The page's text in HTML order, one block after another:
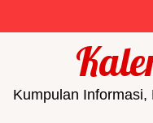
Kumpulan